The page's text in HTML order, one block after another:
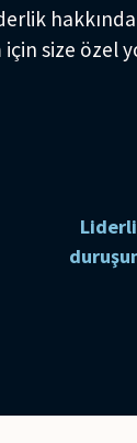
için size özel